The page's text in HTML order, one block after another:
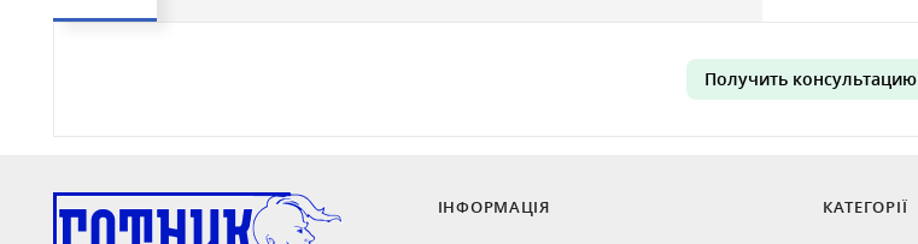
Получить консультацию
ІНФОРМАЦІЯ КАТЕГОРІЇ